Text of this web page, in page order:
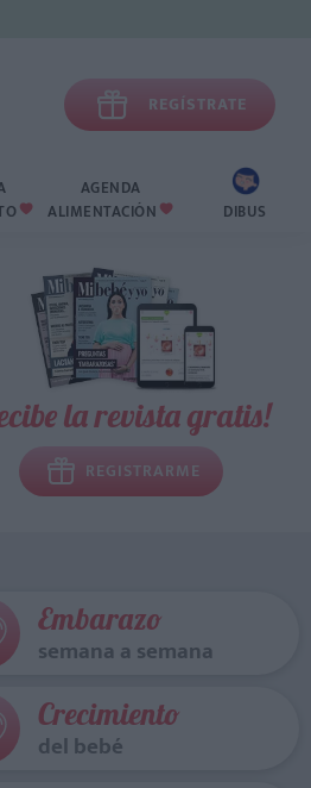
 REGÍSTRATE

AGENDA
ALIMENTACIÓN  DIBUS
la revista gratis!
REGISTRARME
Embarazo
semana a semana
Crecimiento
del bebé